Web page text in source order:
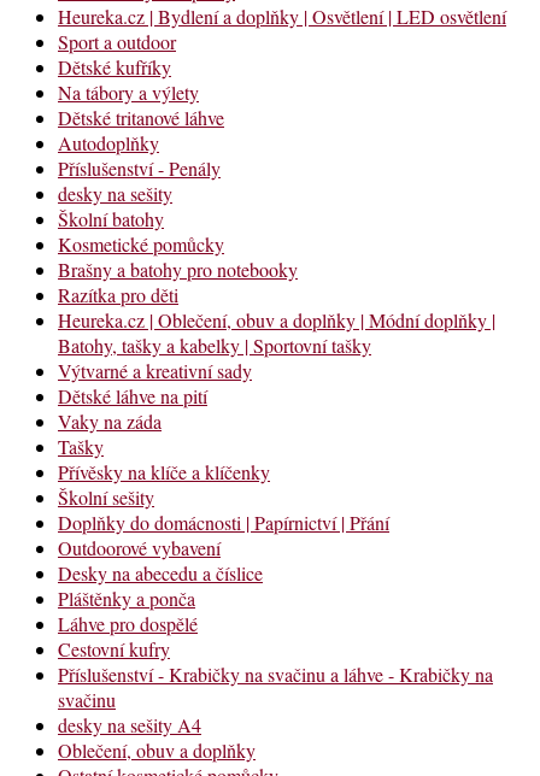
Heureka.cz | Bydlení a doplňky | Osvětlení | LED osvětlení
Sport a outdoor
Dětské kufříky
Na tábory a výlety
Dětské tritanové láhve
Autodoplňky
Příslušenství - Penály
desky na sešity
Školní batohy
Kosmetické pomůcky
Brašny a batohy pro notebooky
Razítka pro děti
Heureka.cz | Oblečení, obuv a doplňky | Módní doplňky |
Batohy, tašky a kabelky | Sportovní tašky
Výtvarné a kreativní sady
Dětské láhve na pití
Vaky na záda
Tašky
Přívěsky na klíče a klíčenky
Školní sešity
Doplňky do domácnosti | Papírnictví | Přání
Outdoorové vybavení
Desky na abecedu a číslice
Pláštěnky a ponča
Láhve pro dospělé
Cestovní kufry
Příslušenství - Krabičky na svačinu a láhve - Krabičky na
svačinu
desky na sešity A4
Oblečení, obuv a doplňky